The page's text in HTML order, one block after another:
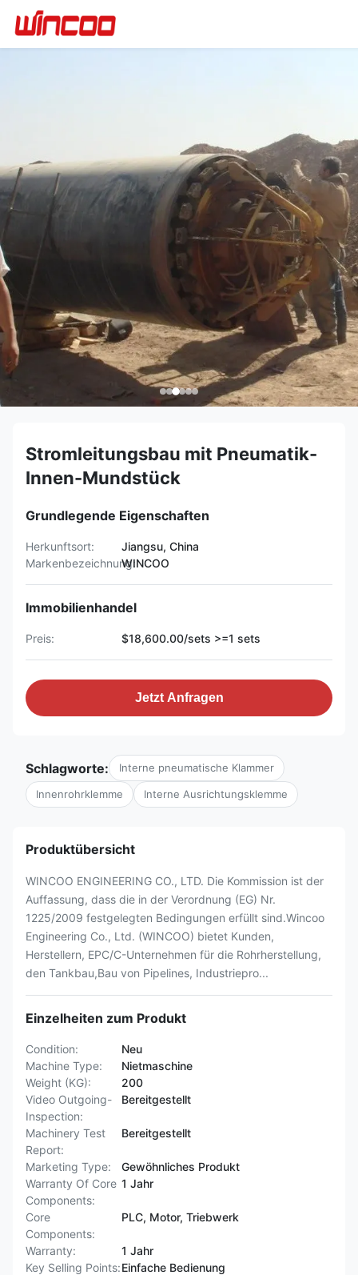
Stromleitungsbau mit Pneumatik-
Innen-Mundstück
Grundlegende Eigenschaften
Herkunftsort:
Jiangsu, China
Markenbezeichnung:WINCOO
Immobilienhandel
Preis: $18,600.00/sets >=1 sets
Jetzt Anfragen
Schlagworte: Interne pneumatische Klammer
Innenrohrklemme Interne Ausrichtungsklemme
Produktübersicht
WINCOO ENGINEERING CO., LTD. Die Kommission ist der
Auffassung, dass die in der Verordnung (EG) Nr.
1225/2009 festgelegten Bedingungen erfüllt sind.Wincoo
Engineering Co., Ltd. (WINCOO) bietet Kunden,
Herstellern, EPC/C-Unternehmen für die Rohrherstellung,
den Tankbau,Bau von Pipelines, Industriepro...
Einzelheiten zum Produkt
Condition:
Neu
Machine Type:
Nietmaschine
Weight (KG):
200
Video Outgoing-
Inspection:
Bereitgestellt
Machinery Test
Report:
Bereitgestellt
Marketing Type:
Gewöhnliches Produkt
Warranty Of Core
Components:
1 Jahr
Core
Components:
PLC, Motor, Triebwerk
Warranty:
1 Jahr
Key Selling Points:Einfache Bedienung